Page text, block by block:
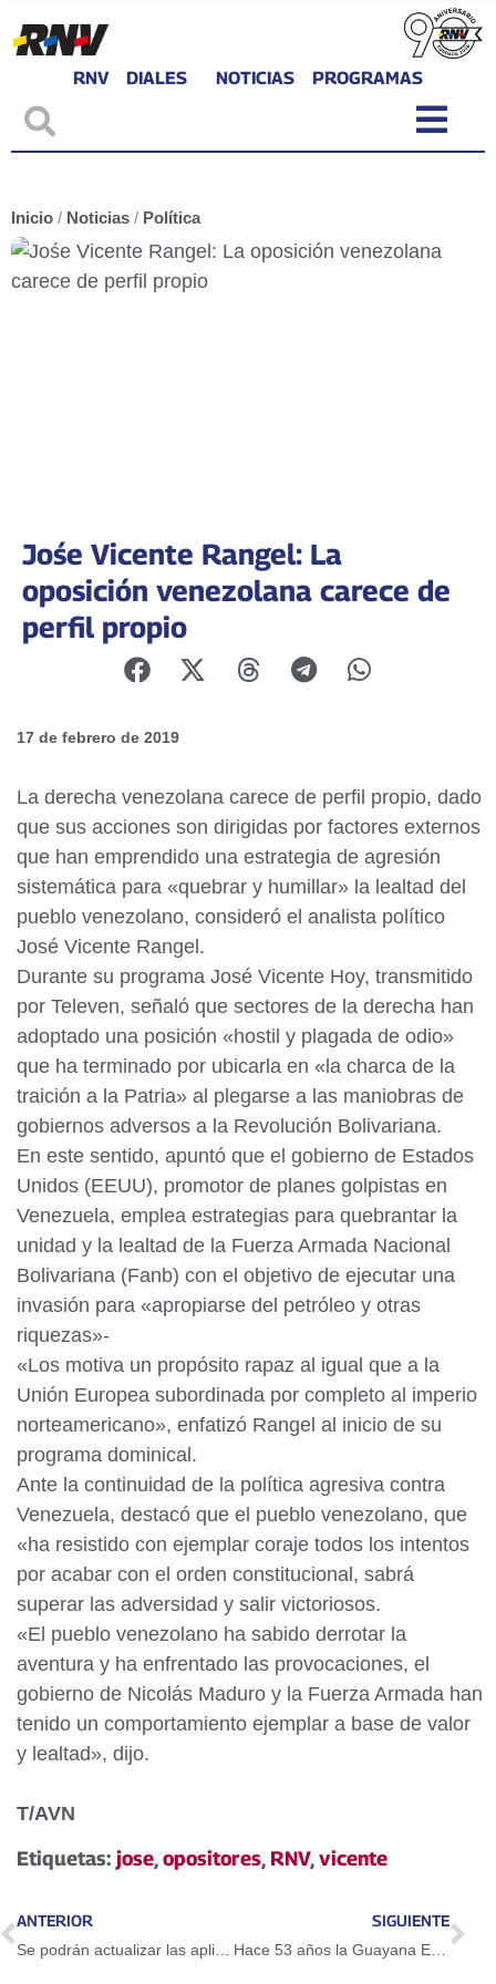
RNV DIALES NOTICIAS PROGRAMAS
Inicio / Noticias / Política
Jośe Vicente Rangel: La
oposición venezolana carece de
perfil propio
17 de febrero de 2019
La derecha venezolana carece de perfil propio, dado
que sus acciones son dirigidas por factores externos
que han emprendido una estrategia de agresión
sistemática para «quebrar y humillar» la lealtad del
pueblo venezolano, consideró el analista político
José Vicente Rangel.
Durante su programa José Vicente Hoy, transmitido
por Televen, señaló que sectores de la derecha han
adoptado una posición «hostil y plagada de odio»
que ha terminado por ubicarla en «la charca de la
traición a la Patria» al plegarse a las maniobras de
gobiernos adversos a la Revolución Bolivariana.
En este sentido, apuntó que el gobierno de Estados
Unidos (EEUU), promotor de planes golpistas en
Venezuela, emplea estrategias para quebrantar la
unidad y la lealtad de la Fuerza Armada Nacional
Bolivariana (Fanb) con el objetivo de ejecutar una
invasión para «apropiarse del petróleo y otras
riquezas»-
«Los motiva un propósito rapaz al igual que a la
Unión Europea subordinada por completo al imperio
norteamericano», enfatizó Rangel al inicio de su
programa dominical.
Ante la continuidad de la política agresiva contra
Venezuela, destacó que el pueblo venezolano, que
«ha resistido con ejemplar coraje todos los intentos
por acabar con el orden constitucional, sabrá
superar las adversidad y salir victoriosos.
«El pueblo venezolano ha sabido derrotar la
aventura y ha enfrentado las provocaciones, el
gobierno de Nicolás Maduro y la Fuerza Armada han
tenido un comportamiento ejemplar a base de valor
y lealtad», dijo.
T/AVN
Etiquetas: jose,opositores, RNV,vicente
ANTERIOR
Se podrán actualizar las aplicaciones de Android preinstaladas sin iniciar sesión en Google
SIGUIENTE
Hace 53 años la Guayana Esequiba fue reconocida como territorio de Venezuela